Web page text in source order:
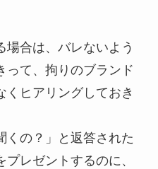
場合は、バレないよう
って、拘りのブランド
くヒアリングしておき
くの？」と返答された
レゼントするのに、